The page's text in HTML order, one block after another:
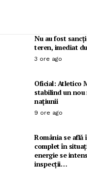
Nu au fost
teren, imediat
3 ore ago
Oficial: Atletico
stabilind un
națiunii
9 ore ago
România se
complet în
energie se
inspecții…